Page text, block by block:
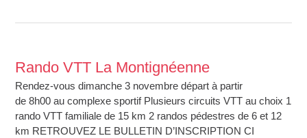
Rando VTT La Montignéenne
Rendez-vous dimanche 3 novembre départ à partir
de 8h00 au complexe sportif Plusieurs circuits VTT au choix 1
rando VTT familiale de 15 km 2 randos pédestres de 6 et 12
km RETROUVEZ LE BULLETIN D’INSCRIPTION CI